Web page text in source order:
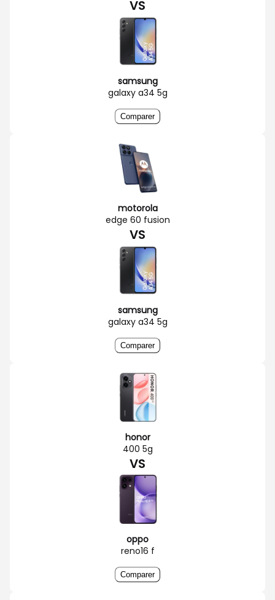
VS
samsung
galaxy a34 5g
Comparer
motorola
edge 60 fusion
VS
samsung
galaxy a34 5g
Comparer
honor
400 5g
VS
oppo
reno16 f
Comparer